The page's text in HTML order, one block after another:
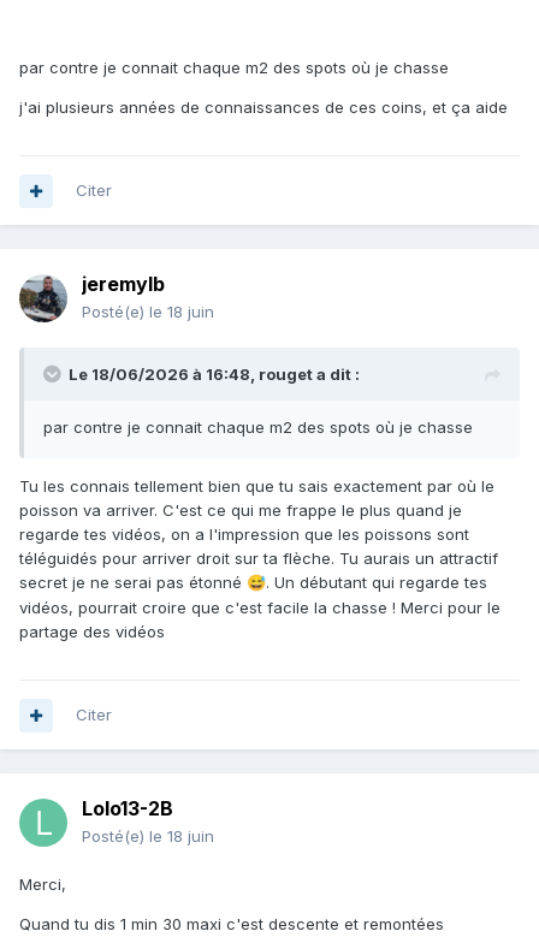
par contre je connait chaque m2 des spots où je chasse
j'ai plusieurs années de connaissances de ces coins, et ça aide
Citer
jeremylb
Posté(e) le 18 juin
Le 18/06/2026 à 16:48, rougeta dit :
par contre je connait chaque m2 des spots où je chasse
Tu les connais tellement bien que tu sais exactement par où le
poisson va arriver. C'est ce qui me frappe le plus quand je
regarde tes vidéos, on a l'impression que les poissons sont
téléguidés pour arriver droit sur ta flèche. Tu aurais un attractif
secret je ne serai pas étonné 😅. Un débutant qui regarde tes
vidéos, pourrait croire que c'est facile la chasse ! Merci pour le
partage des vidéos
Citer
Lolo13-2B
Posté(e) le 18 juin
Merci,
Quand tu dis 1 min 30 maxi c'est descente et remontées